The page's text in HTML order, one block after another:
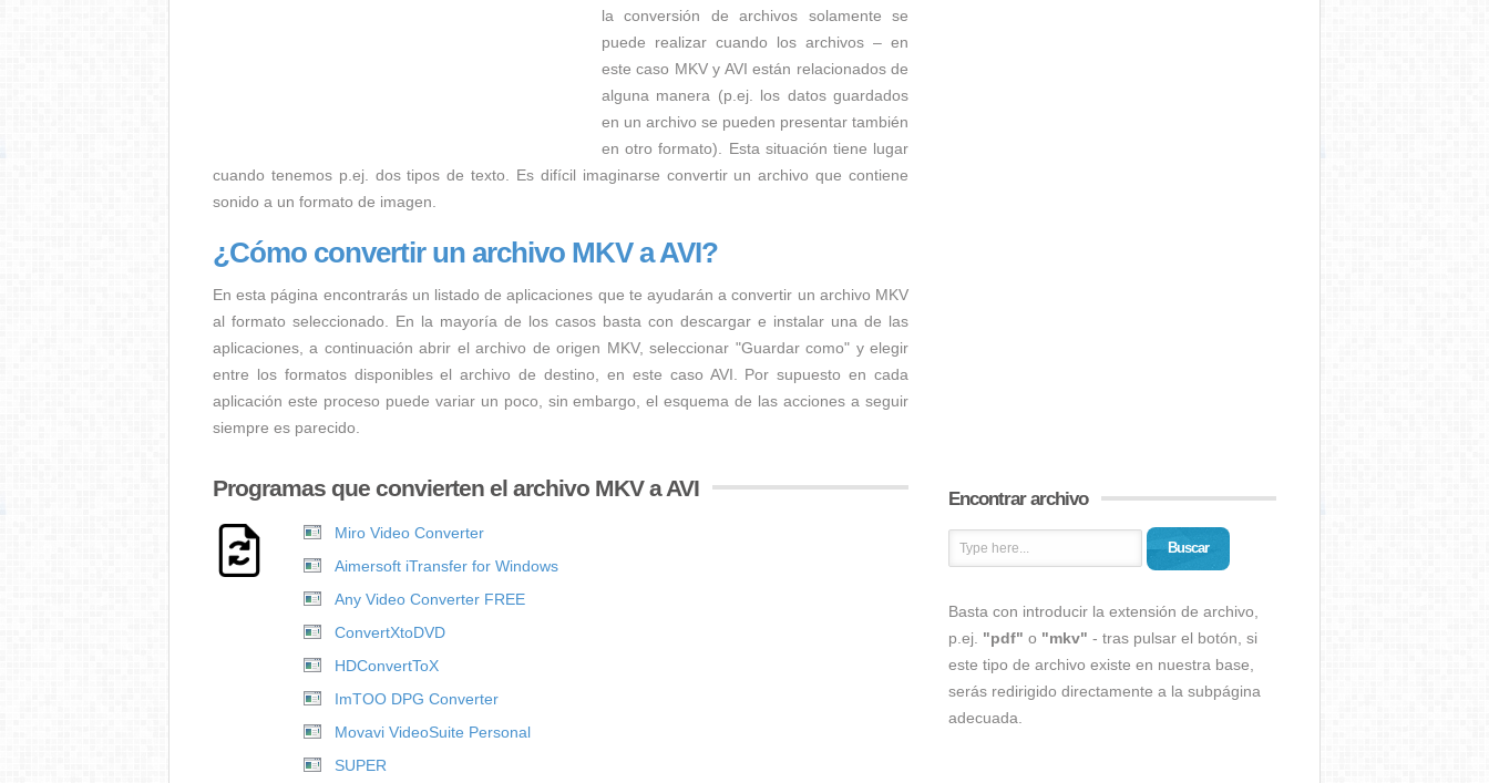
la conversión de archivos solamente se
puede realizar cuando los archivos – en
este caso MKV y AVI están relacionados de
alguna manera (p.ej. los datos guardados
en un archivo se pueden presentar también
en otro formato). Esta situación tiene lugar
cuando tenemos p.ej. dos tipos de texto. Es difícil imaginarse convertir un archivo que contiene
sonido a un formato de imagen.
¿Cómo convertir un archivo MKV a AVI?
En esta página encontrarás un listado de aplicaciones que te ayudarán a convertir un archivo MKV
al formato seleccionado. En la mayoría de los casos basta con descargar e instalar una de las
aplicaciones, a continuación abrir el archivo de origen MKV, seleccionar "Guardar como" y elegir
entre los formatos disponibles el archivo de destino, en este caso AVI. Por supuesto en cada
aplicación este proceso puede variar un poco, sin embargo, el esquema de las acciones a seguir
siempre es parecido.
Programas que convierten el archivo MKV a AVI
Miro Video Converter
Aimersoft iTransfer for Windows
Any Video Converter FREE
ConvertXtoDVD
HDConvertToX
ImTOO DPG Converter
Movavi VideoSuite Personal
SUPER
Encontrar archivo
Buscar
Basta con introducir la extensión de archivo,
p.ej. "pdf" o "mkv" - tras pulsar el botón, si
este tipo de archivo existe en nuestra base,
serás redirigido directamente a la subpágina
adecuada.